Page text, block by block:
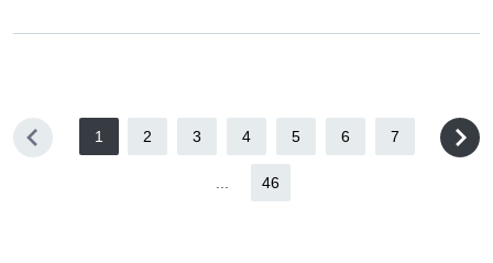
1 2 3 4 5 6 7
46